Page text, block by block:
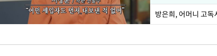
방은희, 어머니 고